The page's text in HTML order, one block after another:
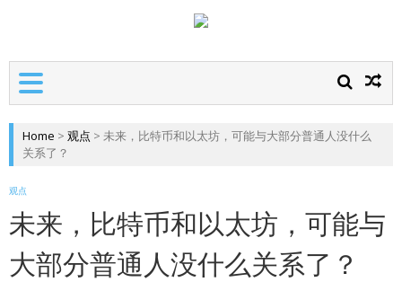
Home > 观点 > 未来，比特币和以太坊，可能与大部分普通人没什么
关系了？
观点
未来，比特币和以太坊，可能与
大部分普通人没什么关系了？